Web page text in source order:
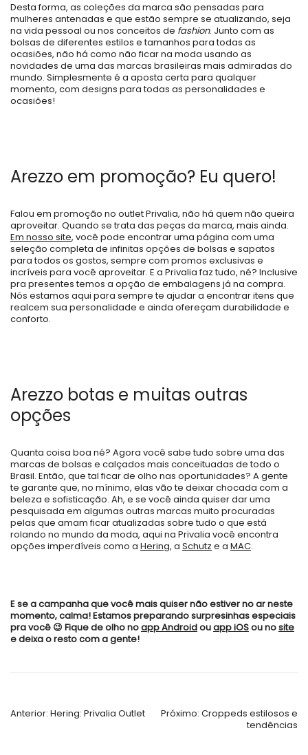
Desta forma, as coleções da marca são pensadas para
mulheres antenadas e que estão sempre se atualizando, seja
na vida pessoal ou nos conceitos de fashion. Junto com as
bolsas de diferentes estilos e tamanhos para todas as
ocasiões, não há como não ficar na moda usando as
novidades de uma das marcas brasileiras mais admiradas do
mundo. Simplesmente é a aposta certa para qualquer
momento, com designs para todas as personalidades e
ocasiões!
Arezzo em promoção? Eu quero!
Falou em promoção no outlet Privalia, não há quem não queira
aproveitar. Quando se trata das peças da marca, mais ainda.
Em nosso site, você pode encontrar uma página com uma
seleção completa de infinitas opções de bolsas e sapatos
para todos os gostos, sempre com promos exclusivas e
incríveis para você aproveitar. E a Privalia faz tudo, né? Inclusive
pra presentes temos a opção de embalagens já na compra.
Nós estamos aqui para sempre te ajudar a encontrar itens que
realcem sua personalidade e ainda ofereçam durabilidade e
conforto.
Arezzo botas e muitas outras
opções
Quanta coisa boa né? Agora você sabe tudo sobre uma das
marcas de bolsas e calçados mais conceituadas de todo o
Brasil. Então, que tal ficar de olho nas oportunidades? A gente
te garante que, no mínimo, elas vão te deixar chocada com a
beleza e sofisticação. Ah, e se você ainda quiser dar uma
pesquisada em algumas outras marcas muito procuradas
pelas que amam ficar atualizadas sobre tudo o que está
rolando no mundo da moda, aqui na Privalia você encontra
opções imperdíveis como a Hering, a Schutz e a MAC.
E se a campanha que você mais quiser não estiver no ar neste
momento, calma! Estamos preparando surpresinhas especiais
pra você 😉 Fique de olho noapp Androidouapp iOSou nosite
e deixa o resto com a gente!
Navegação
Anterior: Hering: Privalia Outlet Próximo: Croppeds estilosos e
tendências